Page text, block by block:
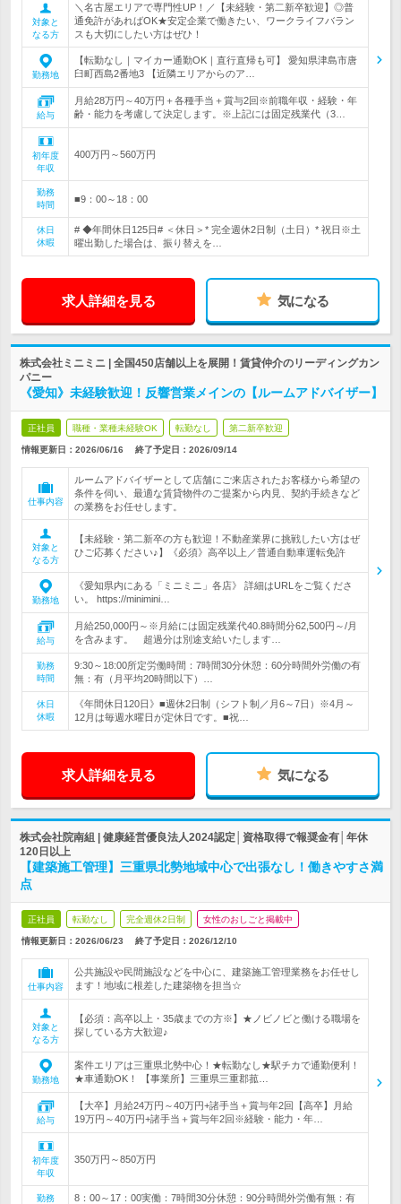
対象と
なる方
＼名古屋エリアで専門性UP！／【未経験・第二新卒歓迎】◎普
通免許があればOK★安定企業で働きたい、ワークライフバラン
スも大切にしたい方はぜひ！
勤務地
【転勤なし｜マイカー通勤OK｜直行直帰も可】 愛知県津島市唐
臼町西島2番地3 【近隣エリアからのア…
給与
月給28万円～40万円＋各種手当＋賞与2回※前職年収・経験・年
齢・能力を考慮して決定します。※上記には固定残業代（3…
初年度
年収
400万円～560万円
勤務
時間
■9：00～18：00
休日
休暇
# ◆年間休日125日# ＜休日＞* 完全週休2日制（土日）* 祝日※土
曜出勤した場合は、振り替えを…
求人詳細を見る 気になる
株式会社ミニミニ | 全国450店舗以上を展開！賃貸仲介のリーディングカン
パニー
《愛知》未経験歓迎！反響営業メインの【ルームアドバイザー】
正社員 職種・業種未経験OK 転勤なし 第二新卒歓迎
情報更新日：2026/06/16 終了予定日： 2026/09/14
仕事内容
ルームアドバイザーとして店舗にご来店されたお客様から希望の
条件を伺い、最適な賃貸物件のご提案から内見、契約手続きなど
の業務をお任せします。
対象と
なる方
【未経験・第二新卒の方も歓迎！不動産業界に挑戦したい方はぜ
ひご応募ください♪】《必須》高卒以上／普通自動車運転免許
勤務地
《愛知県内にある「ミニミニ」各店》 詳細はURLをご覧くださ
い。 https://minimini…
給与
月給250,000円～※月給には固定残業代40.8時間分62,500円～/月
を含みます。 超過分は別途支給いたします…
勤務
時間
9:30～18:00所定労働時間：7時間30分休憩：60分時間外労働の有
無：有（月平均20時間以下）…
休日
休暇
《年間休日120日》■週休2日制（シフト制／月6～7日）※4月～
12月は毎週水曜日が定休日です。■祝…
求人詳細を見る 気になる
株式会社院南組 | 健康経営優良法人2024認定│資格取得で報奨金有│年休
120日以上
【建築施工管理】三重県北勢地域中心で出張なし！働きやすさ満
点
正社員 転勤なし 完全週休2日制 女性のおしごと掲載中
情報更新日：2026/06/23 終了予定日： 2026/12/10
仕事内容
公共施設や民間施設などを中心に、建築施工管理業務をお任せし
ます！地域に根差した建築物を担当☆
対象と
なる方
【必須：高卒以上・35歳までの方※】★ノビノビと働ける職場を
探している方大歓迎♪
勤務地
案件エリアは三重県北勢中心！★転勤なし★駅チカで通勤便利！
★車通勤OK！ 【事業所】三重県三重郡菰…
給与
【大卒】月給24万円～40万円+諸手当＋賞与年2回【高卒】月給
19万円～40万円+諸手当＋賞与年2回※経験・能力・年…
初年度
年収
350万円～850万円
勤務 8：00～17：00実働：7時間30分休憩：90分時間外労働有無：有